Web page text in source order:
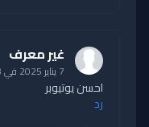
غير معرف
7 يناير 2025 في 12:18 ص
احسن يوتيوبر
رد